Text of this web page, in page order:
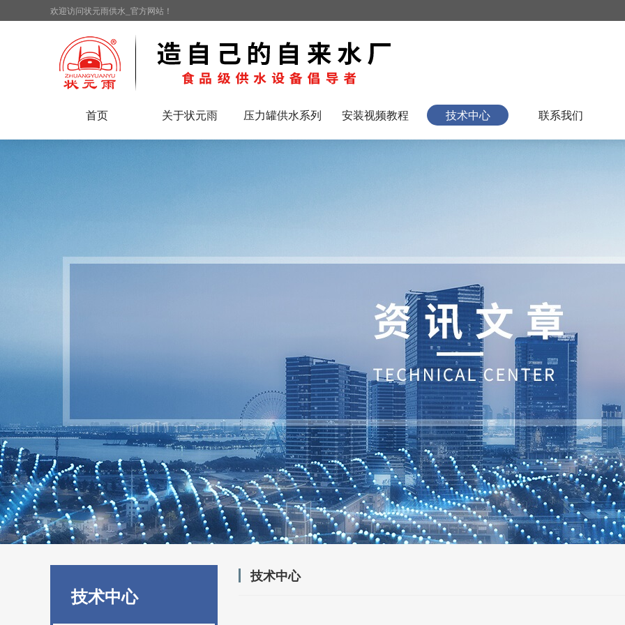
欢迎访问状元雨供水_官方网站！
首页 关于状元雨 压力罐供水系列 安装视频教程 技术中心 联系我们
技术中心
技术中心